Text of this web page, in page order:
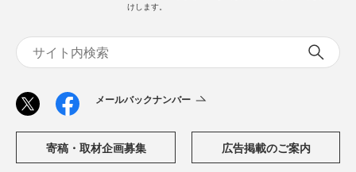
けします。
メールバックナンバー
寄稿・取材企画募集 広告掲載のご案内